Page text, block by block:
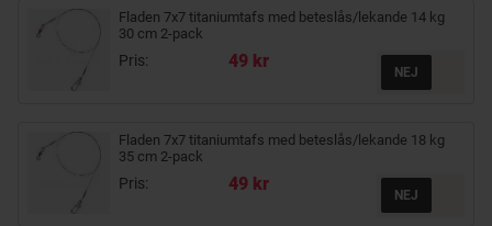
Fladen 7x7 titaniumtafs med beteslås/lekande 14 kg
30 cm 2-pack
Pris: 49 kr
Fladen 7x7 titaniumtafs med beteslås/lekande 18 kg
35 cm 2-pack
Pris: 49 kr